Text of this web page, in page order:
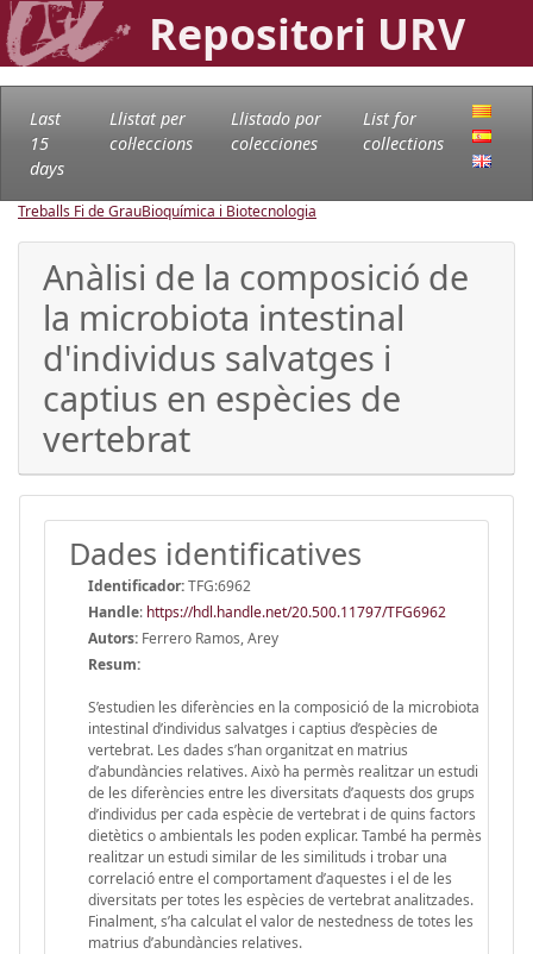
Repositori URV
Last
15
days
Llistat per
col·leccions
Llistado por
colecciones
List for
collections
Treballs Fi de GrauBioquímica i Biotecnologia
Anàlisi de la composició de
la microbiota intestinal
d'individus salvatges i
captius en espècies de
vertebrat
Dades identificatives
Identificador:TFG:6962
Handle: https://hdl.handle.net/20.500.11797/TFG6962
Autors: Ferrero Ramos, Arey
Resum:
S’estudien les diferències en la composició de la microbiota
intestinal d’individus salvatges i captius d’espècies de
vertebrat. Les dades s’han organitzat en matrius
d’abundàncies relatives. Això ha permès realitzar un estudi
de les diferències entre les diversitats d’aquests dos grups
d’individus per cada espècie de vertebrat i de quins factors
dietètics o ambientals les poden explicar. També ha permès
realitzar un estudi similar de les similituds i trobar una
correlació entre el comportament d’aquestes i el de les
diversitats per totes les espècies de vertebrat analitzades.
Finalment, s’ha calculat el valor de nestedness de totes les
matrius d’abundàncies relatives.